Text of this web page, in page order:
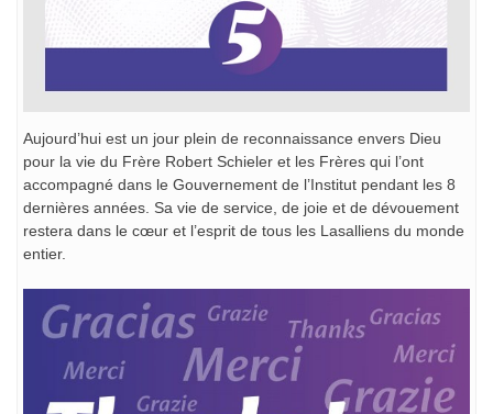
Aujourd’hui est un jour plein de reconnaissance envers Dieu
pour la vie du Frère Robert Schieler et les Frères qui l’ont
accompagné dans le Gouvernement de l’Institut pendant les 8
dernières années. Sa vie de service, de joie et de dévouement
restera dans le cœur et l’esprit de tous les Lasalliens du monde
entier.